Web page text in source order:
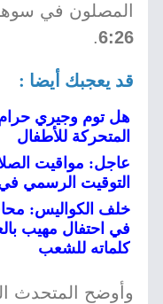
المصلون في
6:26
.
قد يعجبك أيضا :
هل توم وجيري
المتحركة للأطفال
التوقيت الرسمي
خلف الكواليس:
في احتفال مهيب
كلماته للشعب
وأوضح المتحدث